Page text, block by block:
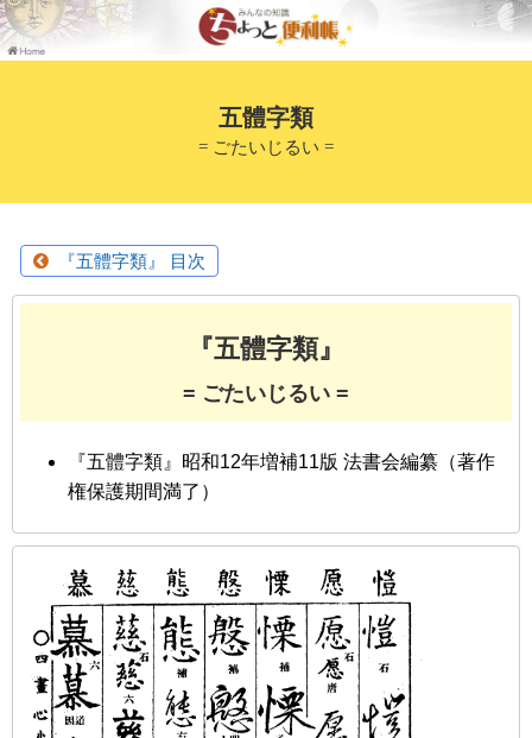
五體字類
= ごたいじるい =
『五體字類』 目次
『五體字類』
= ごたいじるい =
『五體字類』昭和12年増補11版 法書会編纂（著作
権保護期間満了）